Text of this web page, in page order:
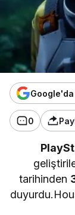
0
tarihinden